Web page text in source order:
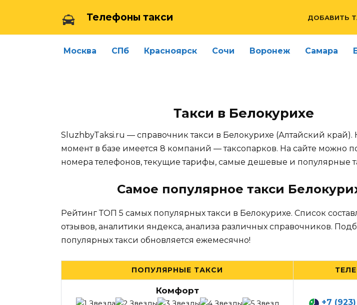
Телефоны такси ДОБАВИТЬ
Москва СПб Красноярск Сочи Воронеж Самара
Такси в Белокурихе
SluzhbyTaksi.ru — справочник такси в Белокурихе (Алтайский край).
момент в базе имеется 8 компаний — таксопарков. На сайте можно
номера телефонов, текущие тарифы, самые дешевые и популярные
Самое популярное такси
Рейтинг ТОП 5 самых популярных такси в Белокурихе. Список
отзывов, аналитики яндекса, анализа различных справочников.
популярных такси обновляется ежемесячно!
ПОПУЛЯРНЫЕ ТАКСИ
Комфорт
+7